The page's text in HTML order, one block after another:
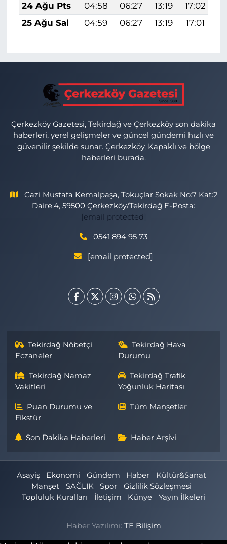
24 Ağu Pts
04:58 06:27 13:19 17:02
25 Ağu Sal
04:59 06:27 13:19 17:01
Çerkezköy Gazetesi, Tekirdağ ve Çerkezköy son dakika
haberleri, yerel gelişmeler ve güncel gündemi hızlı ve
güvenilir şekilde sunar. Çerkezköy, Kapaklı ve bölge
haberleri burada.
Gazi Mustafa Kemalpaşa, Tokuçlar Sokak No:7 Kat:2
Daire:4, 59500 Çerkezköy/Tekirdağ E-Posta:
[email protected]
0541 894 95 73
[email protected]
Tekirdağ Nöbetçi
Eczaneler
Tekirdağ Hava
Durumu
Tekirdağ Namaz
Vakitleri
Tekirdağ Trafik
Yoğunluk Haritası
Puan Durumu ve
Fikstür
Tüm Manşetler
Son Dakika Haberleri Haber Arşivi
Asayiş Ekonomi Gündem Haber
Kültür&Sanat
Manşet
SAĞLIK Spor
Gizlilik Sözleşmesi
Topluluk Kuralları
İletişim Künye Yayın İlkeleri
Haber Yazılımı: TE Bilişim